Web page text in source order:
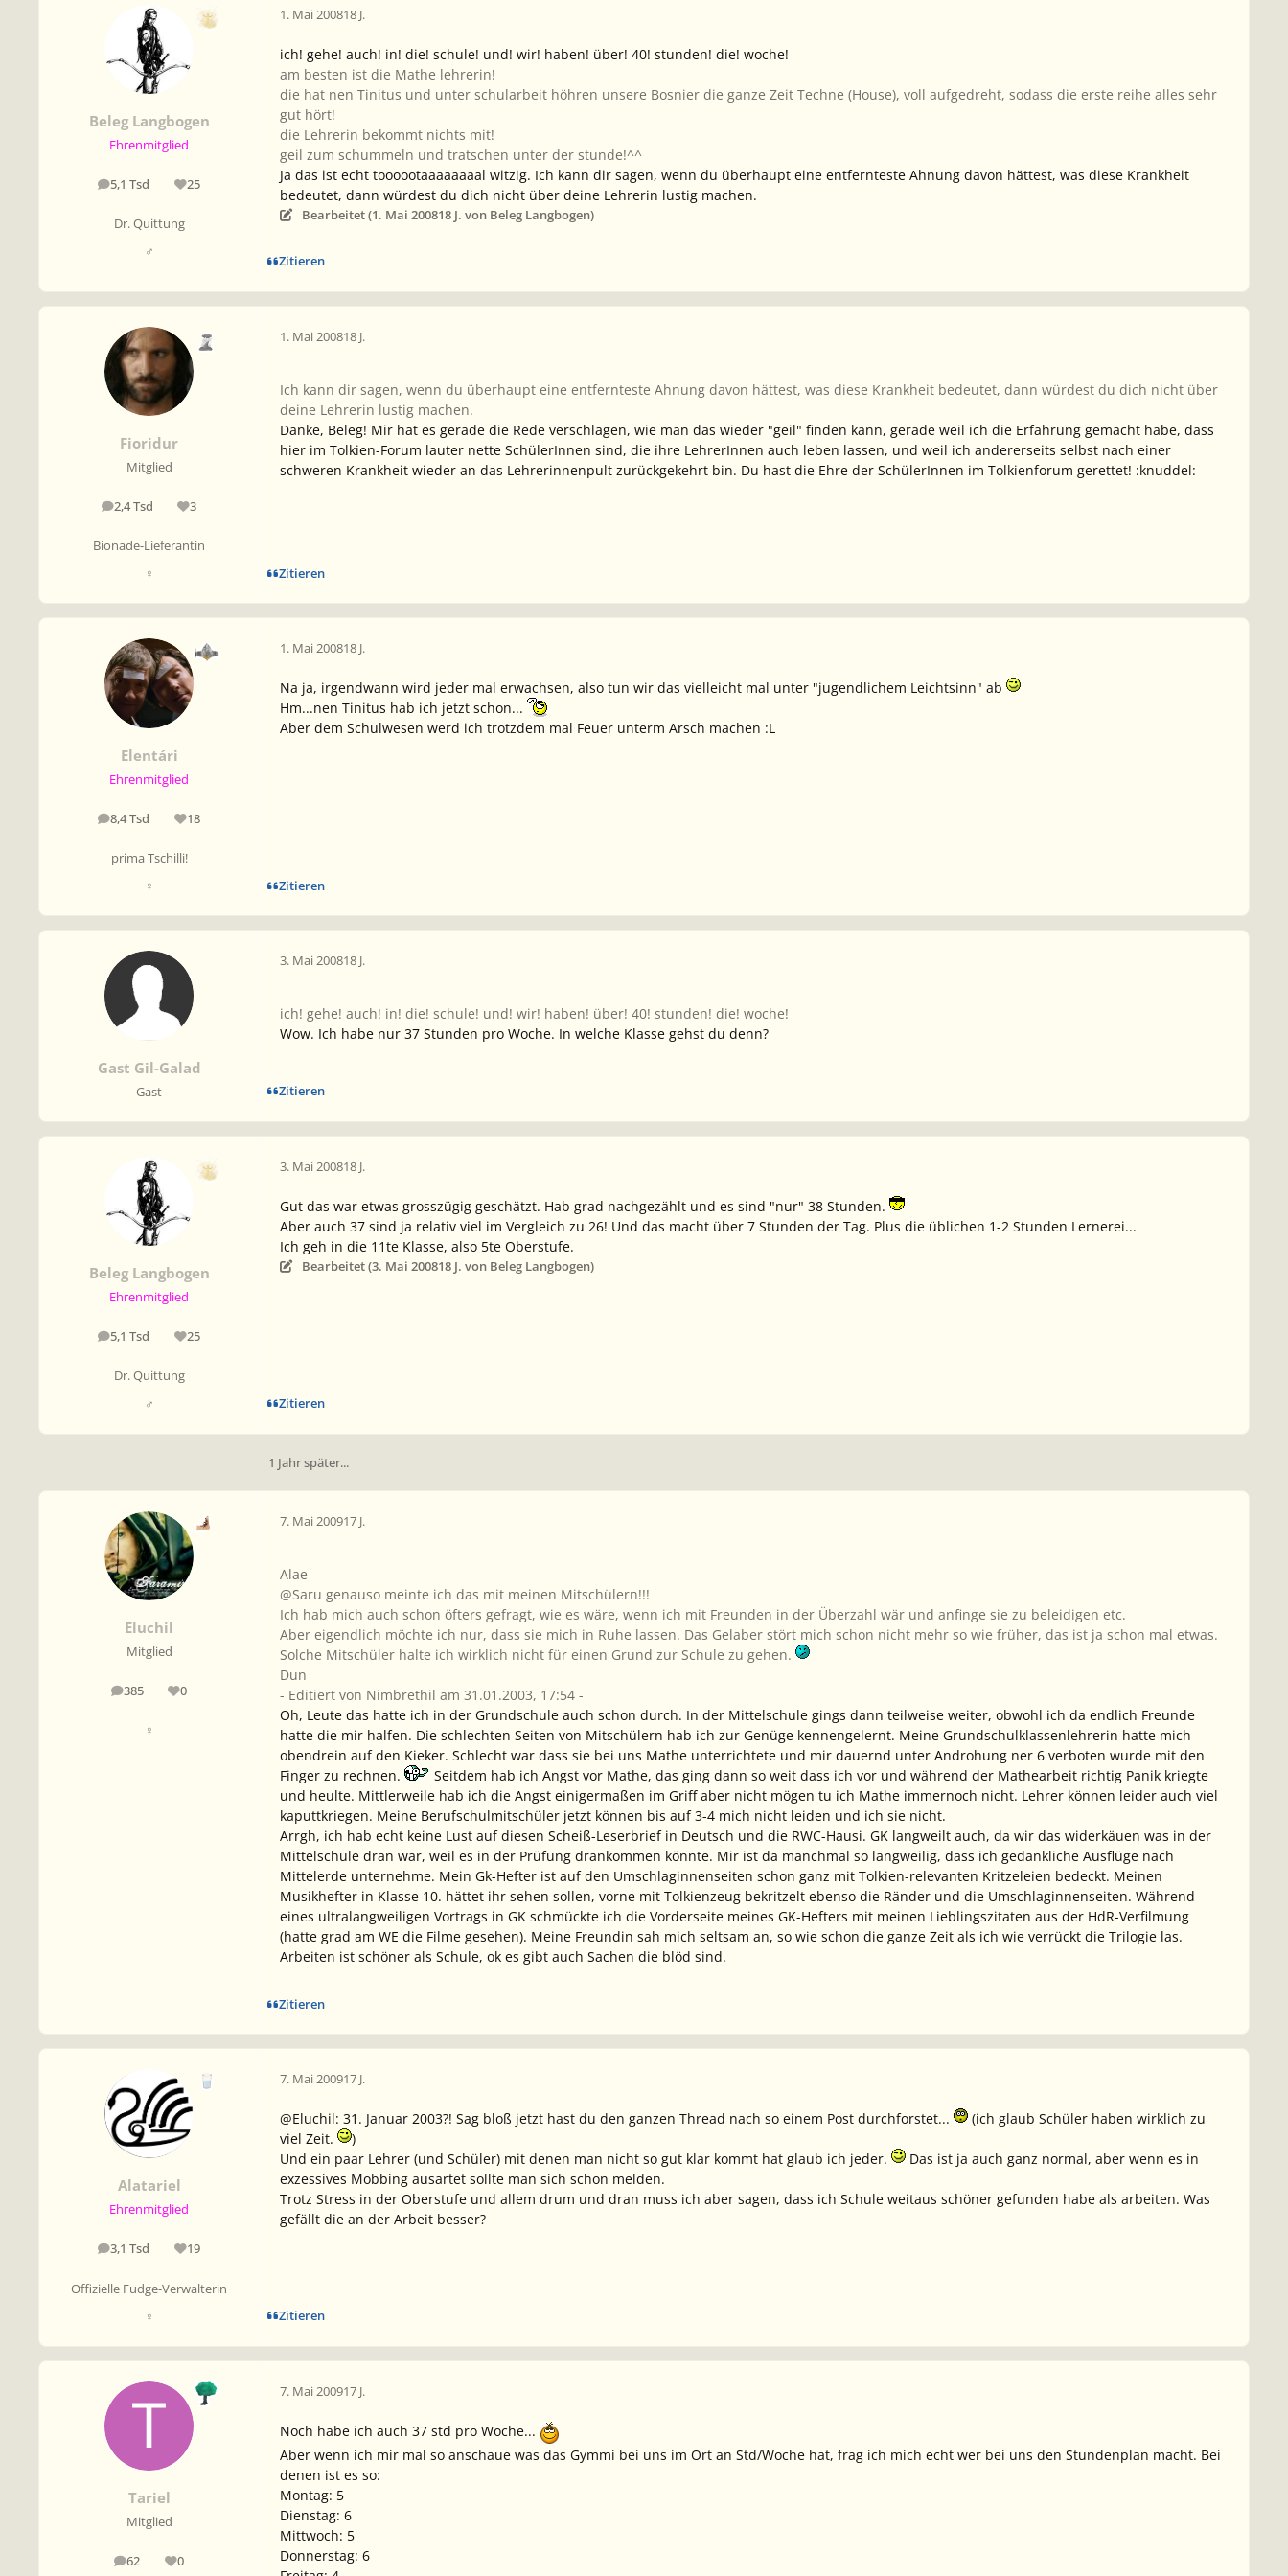
Beleg Langbogen
Ehrenmitglied
5,1 Tsd
Beiträge 25
Reputation
Dr. Quittung
♂
1. Mai 200818 J.
ich! gehe! auch! in! die! schule! und! wir! haben! über! 40! stunden! die! woche!
am besten ist die Mathe lehrerin!
die hat nen Tinitus und unter schularbeit höhren unsere Bosnier die ganze Zeit Techne (House), voll aufgedreht, sodass die erste reihe alles sehr
gut hört!
die Lehrerin bekommt nichts mit!
geil zum schummeln und tratschen unter der stunde!^^
Ja das ist echt toooootaaaaaaaal witzig. Ich kann dir sagen, wenn du überhaupt eine entfernteste Ahnung davon hättest, was diese Krankheit
bedeutet, dann würdest du dich nicht über deine Lehrerin lustig machen.
Bearbeitet (1. Mai 200818 J. von Beleg Langbogen)
Zitieren
Fioridur
Mitglied
2,4 Tsd
Beiträge 3
Reputation
Bionade-Lieferantin
♀
1. Mai 200818 J.
Ich kann dir sagen, wenn du überhaupt eine entfernteste Ahnung davon hättest, was diese Krankheit bedeutet, dann würdest du dich nicht über
deine Lehrerin lustig machen.
Danke, Beleg! Mir hat es gerade die Rede verschlagen, wie man das wieder "geil" finden kann, gerade weil ich die Erfahrung gemacht habe, dass
hier im Tolkien-Forum lauter nette SchülerInnen sind, die ihre LehrerInnen auch leben lassen, und weil ich andererseits selbst nach einer
schweren Krankheit wieder an das Lehrerinnenpult zurückgekehrt bin. Du hast die Ehre der SchülerInnen im Tolkienforum gerettet! :knuddel:
Zitieren
Elentári
Ehrenmitglied
8,4 Tsd
Beiträge 18
Reputation
prima Tschilli!
♀
1. Mai 200818 J.
Na ja, irgendwann wird jeder mal erwachsen, also tun wir das vielleicht mal unter "jugendlichem Leichtsinn" ab
Hm...nen Tinitus hab ich jetzt schon...
Aber dem Schulwesen werd ich trotzdem mal Feuer unterm Arsch machen :L
Zitieren
Gast Gil-Galad
Gast
3. Mai 200818 J.
ich! gehe! auch! in! die! schule! und! wir! haben! über! 40! stunden! die! woche!
Wow. Ich habe nur 37 Stunden pro Woche. In welche Klasse gehst du denn?
Zitieren
Beleg Langbogen
Ehrenmitglied
5,1 Tsd
Beiträge 25
Reputation
Dr. Quittung
♂
3. Mai 200818 J.
Gut das war etwas grosszügig geschätzt. Hab grad nachgezählt und es sind "nur" 38 Stunden.
Aber auch 37 sind ja relativ viel im Vergleich zu 26! Und das macht über 7 Stunden der Tag. Plus die üblichen 1-2 Stunden Lernerei...
Ich geh in die 11te Klasse, also 5te Oberstufe.
Bearbeitet (3. Mai 200818 J. von Beleg Langbogen)
Zitieren
1 Jahr später...
Eluchil
Mitglied
385
Beiträge 0
Reputation
♀
7. Mai 200917 J.
Alae
@Saru genauso meinte ich das mit meinen Mitschülern!!!
Ich hab mich auch schon öfters gefragt, wie es wäre, wenn ich mit Freunden in der Überzahl wär und anfinge sie zu beleidigen etc.
Aber eigendlich möchte ich nur, dass sie mich in Ruhe lassen. Das Gelaber stört mich schon nicht mehr so wie früher, das ist ja schon mal etwas.
Solche Mitschüler halte ich wirklich nicht für einen Grund zur Schule zu gehen.
Dun
- Editiert von Nimbrethil am 31.01.2003, 17:54 -
Oh, Leute das hatte ich in der Grundschule auch schon durch. In der Mittelschule gings dann teilweise weiter, obwohl ich da endlich Freunde
hatte die mir halfen. Die schlechten Seiten von Mitschülern hab ich zur Genüge kennengelernt. Meine Grundschulklassenlehrerin hatte mich
obendrein auf den Kieker. Schlecht war dass sie bei uns Mathe unterrichtete und mir dauernd unter Androhung ner 6 verboten wurde mit den
Finger zu rechnen.
Seitdem hab ich Angst vor Mathe, das ging dann so weit dass ich vor und während der Mathearbeit richtig Panik kriegte
und heulte. Mittlerweile hab ich die Angst einigermaßen im Griff aber nicht mögen tu ich Mathe immernoch nicht. Lehrer können leider auch viel
kaputtkriegen. Meine Berufschulmitschüler jetzt können bis auf 3-4 mich nicht leiden und ich sie nicht.
Arrgh, ich hab echt keine Lust auf diesen Scheiß-Leserbrief in Deutsch und die RWC-Hausi. GK langweilt auch, da wir das widerkäuen was in der
Mittelschule dran war, weil es in der Prüfung drankommen könnte. Mir ist da manchmal so langweilig, dass ich gedankliche Ausflüge nach
Mittelerde unternehme. Mein Gk-Hefter ist auf den Umschlaginnenseiten schon ganz mit Tolkien-relevanten Kritzeleien bedeckt. Meinen
Musikhefter in Klasse 10. hättet ihr sehen sollen, vorne mit Tolkienzeug bekritzelt ebenso die Ränder und die Umschlaginnenseiten. Während
eines ultralangweiligen Vortrags in GK schmückte ich die Vorderseite meines GK-Hefters mit meinen Lieblingszitaten aus der HdR-Verfilmung
(hatte grad am WE die Filme gesehen). Meine Freundin sah mich seltsam an, so wie schon die ganze Zeit als ich wie verrückt die Trilogie las.
Arbeiten ist schöner als Schule, ok es gibt auch Sachen die blöd sind.
Zitieren
Alatariel
Ehrenmitglied
3,1 Tsd
Beiträge 19
Reputation
Offizielle Fudge-Verwalterin
♀
7. Mai 200917 J.
@Eluchil: 31. Januar 2003?! Sag bloß jetzt hast du den ganzen Thread nach so einem Post durchforstet...
(ich glaub Schüler haben wirklich zu
viel Zeit.
)
Und ein paar Lehrer (und Schüler) mit denen man nicht so gut klar kommt hat glaub ich jeder.
Das ist ja auch ganz normal, aber wenn es in
exzessives Mobbing ausartet sollte man sich schon melden.
Trotz Stress in der Oberstufe und allem drum und dran muss ich aber sagen, dass ich Schule weitaus schöner gefunden habe als arbeiten. Was
gefällt die an der Arbeit besser?
Zitieren
Tariel
Mitglied
62
Beiträge 0
Reputation
7. Mai 200917 J.
Noch habe ich auch 37 std pro Woche...
Aber wenn ich mir mal so anschaue was das Gymmi bei uns im Ort an Std/Woche hat, frag ich mich echt wer bei uns den Stundenplan macht. Bei
denen ist es so:
Montag: 5
Dienstag: 6
Mittwoch: 5
Donnerstag: 6